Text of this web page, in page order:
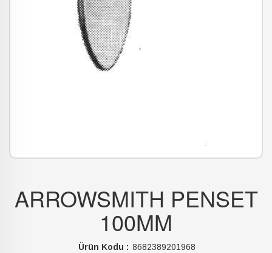
ARROWSMITH PENSET
100MM
Ürün Kodu : 8682389201968